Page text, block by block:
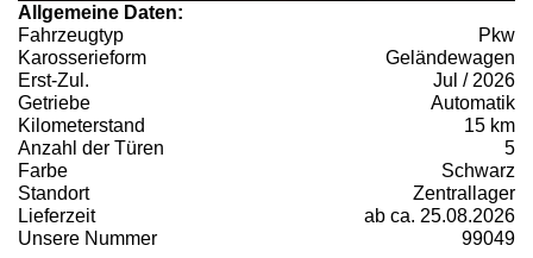
Allgemeine Daten:
Fahrzeugtyp
Pkw
Karosserieform
Geländewagen
Erst-Zul.
Jul / 2026
Getriebe
Automatik
Kilometerstand
15 km
Anzahl der Türen
5
Farbe
Schwarz
Standort
Zentrallager
Lieferzeit
ab ca. 25.08.2026
Unsere Nummer
99049